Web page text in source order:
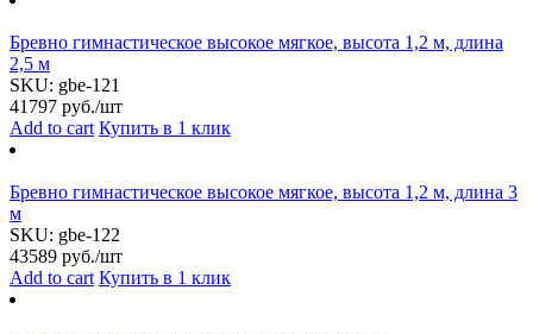
Бревно гимнастическое высокое мягкое, высота 1,2 м, длина
2,5 м
SKU: gbe-121
41797 руб./шт
Add to cart Купить в 1 клик
Бревно гимнастическое высокое мягкое, высота 1,2 м, длина 3
м
SKU: gbe-122
43589 руб./шт
Add to cart Купить в 1 клик